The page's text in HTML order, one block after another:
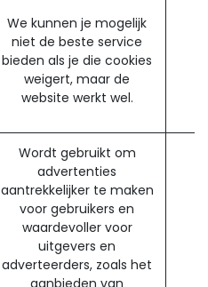
We kunnen je mogelijk
niet de beste service
bieden als je die cookies
weigert, maar de
website werkt wel.
Wordt gebruikt om
advertenties
aantrekkelijker te maken
voor gebruikers en
waardevoller voor
uitgevers en
adverteerders, zoals het
aanbieden van